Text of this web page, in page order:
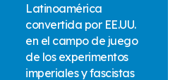
Latinoamérica
convertida por EE.UU.
en el campo de juego
de los experimentos
imperiales y fascistas